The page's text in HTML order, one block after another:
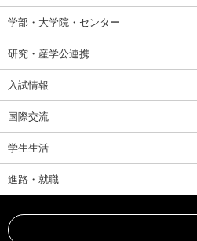
学部・大学院・センター
研究・産学公連携
入試情報
国際交流
学生生活
進路・就職